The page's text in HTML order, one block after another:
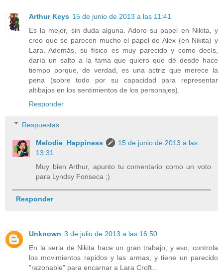
Arthur Keys 15 de junio de 2013 a las 11:41
Es la mejor, sin duda alguna. Adoro su papel en Nikita, y
creo que se parecen mucho el papel de Alex (en Nikita) y
Lara. Además, su físico es muy parecido y como decís,
daría un salto a la fama que quiero que dé desde hace
tiempo porque, de verdad, es una actriz que merece la
pena (sobre todo por su capacidad para representar
altibajos en los sentimientos de los personajes).
Responder
Respuestas
Melodie_Happiness
15 de junio de 2013 a las
13:31
Muy bien Arthur, apunto tu comentario como un voto
para Lyndsy Fonseca ;)
Responder
Unknown 3 de julio de 2013 a las 16:50
En la seria de Nikita hace un gran trabajo, y eso, controla
los movimientos rapidos y las armas, y tiene un parecido
"razonable" para encarnar a Lara Croft...